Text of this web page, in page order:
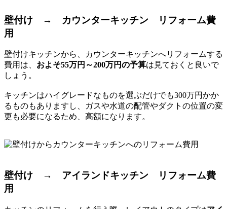
壁付け → カウンターキッチン リフォーム費
用
壁付けキッチンから、カウンターキッチンへリフォームする
費用は、 およそ55万円～200万円の予算は見ておくと良いで
しょう。
キッチンはハイグレードなものを選ぶだけでも300万円かか
るものもありますし、ガスや水道の配管やダクトの位置の変
更も必要になるため、高額になります。
壁付け → アイランドキッチン リフォーム費
用